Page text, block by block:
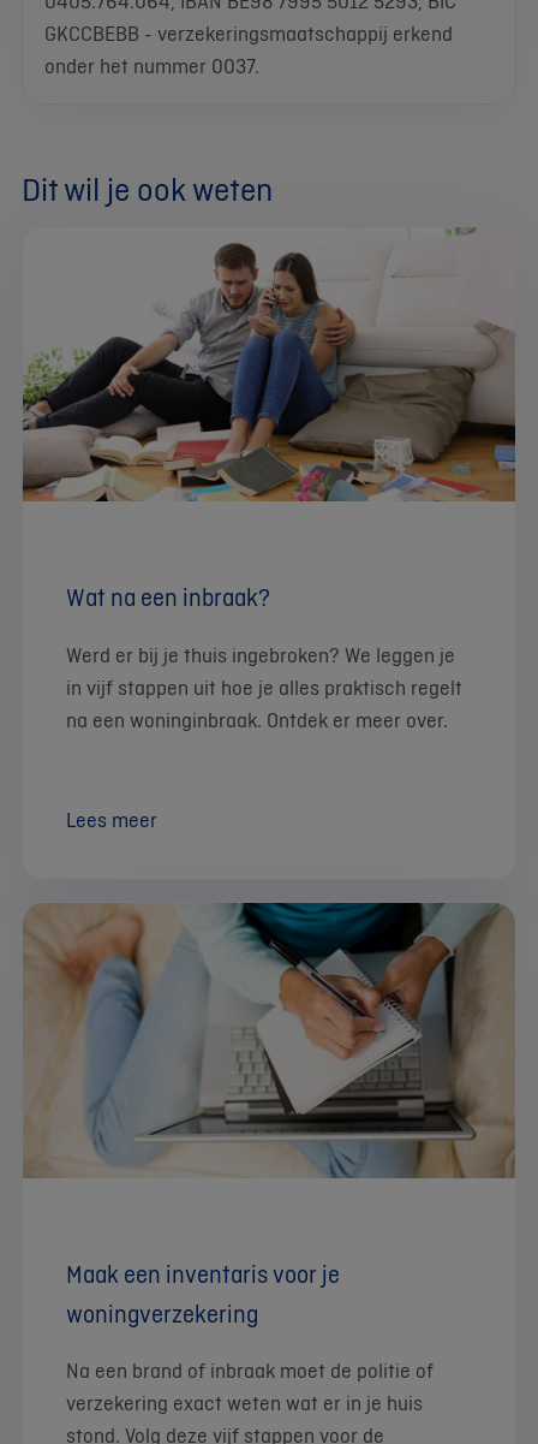
GKCCBEBB - verzekeringsmaatschappij erkend
onder het nummer 0037.
Dit wil je ook weten
Wat na een inbraak?
Werd er bij je thuis ingebroken? We leggen je
in vijf stappen uit hoe je alles praktisch regelt
na een woninginbraak. Ontdek er meer over.
Lees meer
Maak een inventaris voor je
woningverzekering
Na een brand of inbraak moet de politie of
verzekering exact weten wat er in je huis
stond. Volg deze vijf stappen voor de